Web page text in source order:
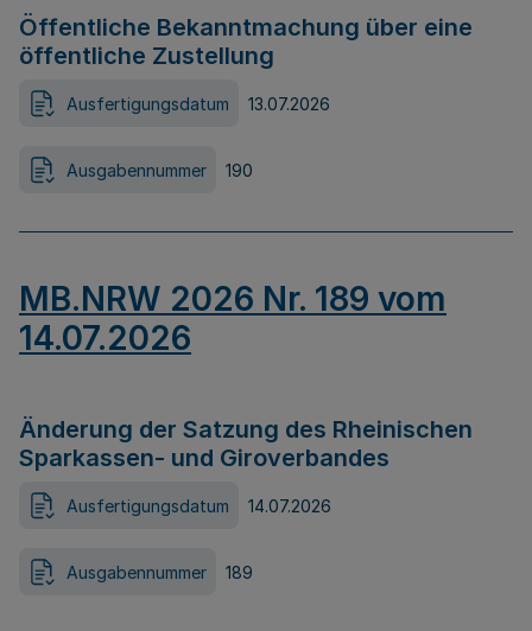
Öffentliche Bekanntmachung über eine
öffentliche Zustellung
Ausfertigungsdatum 13.07.2026
Ausgabennummer 190
MB.NRW 2026 Nr. 189 vom
14.07.2026
Änderung der Satzung des Rheinischen
Sparkassen- und Giroverbandes
Ausfertigungsdatum 14.07.2026
Ausgabennummer 189